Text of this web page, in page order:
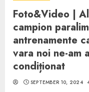
Foto&Video |
campion
antrenamente
vara noi ne-am
condiționat
SEPTEMBER 10, 2024